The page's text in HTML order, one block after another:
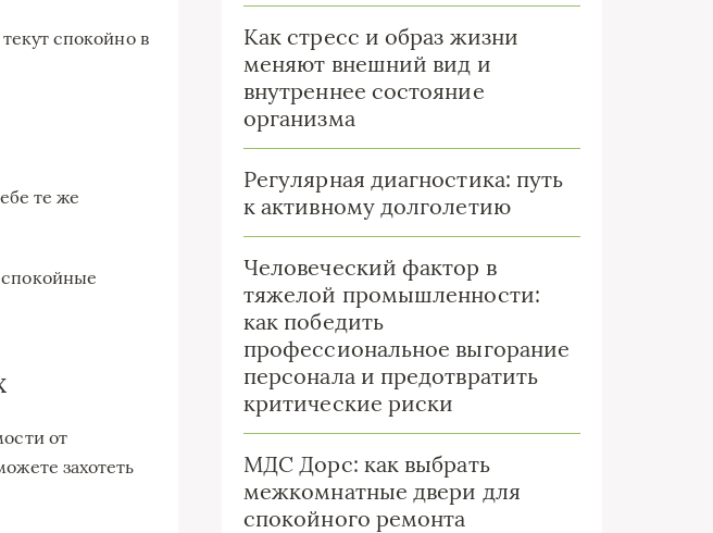
спокойно в
те же
от
захотеть
Как стресс и образ жизни
меняют внешний вид и
внутреннее состояние
организма
Регулярная диагностика: путь
к активному долголетию
Человеческий фактор в
тяжелой промышленности:
как победить
профессиональное выгорание
персонала и предотвратить
критические риски
МДС Дорс: как выбрать
межкомнатные двери для
спокойного ремонта